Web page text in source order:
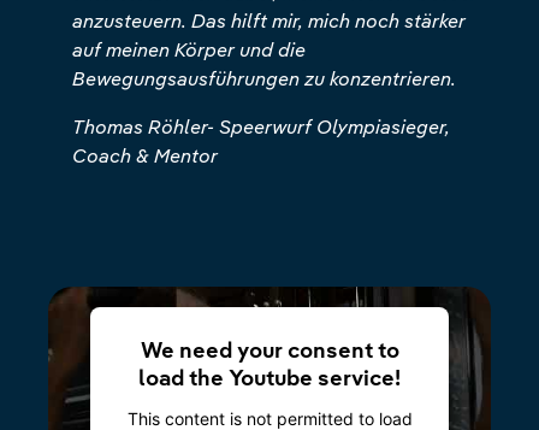
anzusteuern. Das hilft mir, mich noch stärker
auf meinen Körper und die
Bewegungsausführungen zu konzentrieren.
Thomas Röhler- Speerwurf Olympiasieger,
Coach & Mentor
We need your consent to
load the Youtube service!
This content is not permitted to load